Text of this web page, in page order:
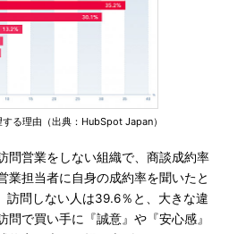
る理由（出典：HubSpot Japan）
問営業をしない組織で、商談成約率
業担当者に自身の成約率を聞いたと
訪問しない人は39.6％と、大きな違
問で買い手に『誠意』や『安心感』